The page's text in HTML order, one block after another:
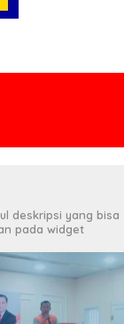
deskripsi yang bisa
pada widget